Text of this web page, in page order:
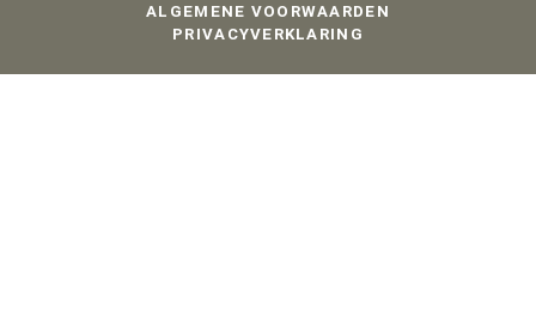
ALGEMENE VOORWAARDEN
PRIVACYVERKLARING